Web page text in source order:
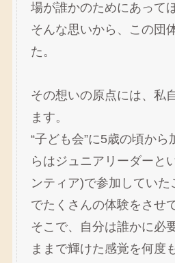
場が誰かのためにあって
そんな思いから、この団
た。
その想いの原点には、私
ます。
“子ども会”に5歳の頃か
らはジュニアリーダーと
ンティア)で参加してい
でたくさんの体験をさせ
そこで、自分は誰かに必
ままで輝けた感覚を何度